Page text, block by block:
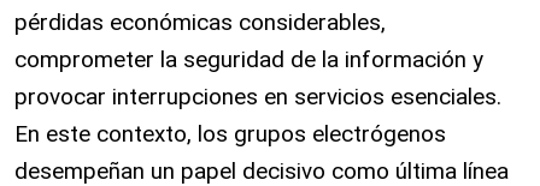
pérdidas económicas considerables,
comprometer la seguridad de la información y
provocar interrupciones en servicios esenciales.
En este contexto, los grupos electrógenos
desempeñan un papel decisivo como última línea